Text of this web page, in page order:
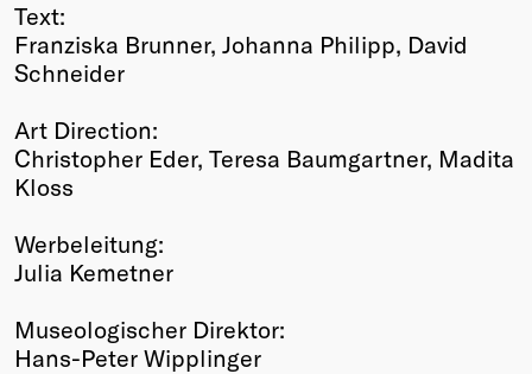
Text:
Franziska Brunner, Johanna Philipp, David
Schneider
Art Direction:
Christopher Eder, Teresa Baumgartner, Madita
Kloss
Werbeleitung:
Julia Kemetner
Museologischer Direktor:
Hans-Peter Wipplinger